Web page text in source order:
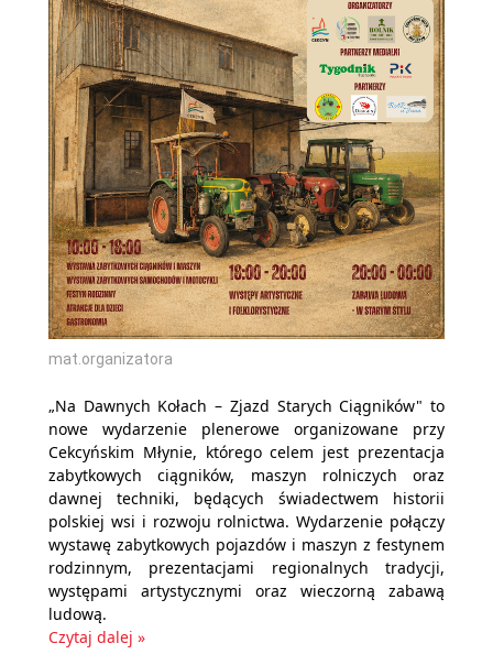
mat.organizatora
„Na Dawnych Kołach – Zjazd Starych Ciągników" to
nowe wydarzenie plenerowe organizowane przy
Cekcyńskim Młynie, którego celem jest prezentacja
zabytkowych ciągników, maszyn rolniczych oraz
dawnej techniki, będących świadectwem historii
polskiej wsi i rozwoju rolnictwa. Wydarzenie połączy
wystawę zabytkowych pojazdów i maszyn z festynem
rodzinnym, prezentacjami regionalnych tradycji,
występami artystycznymi oraz wieczorną zabawą
ludową.
Czytaj dalej »